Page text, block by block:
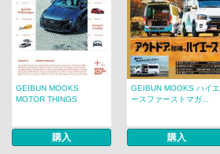
GEIBUN MOOKS
MOTOR THINGS
購入
GEIBUN MOOKS ハイエ
ースファーストマガ...
購入